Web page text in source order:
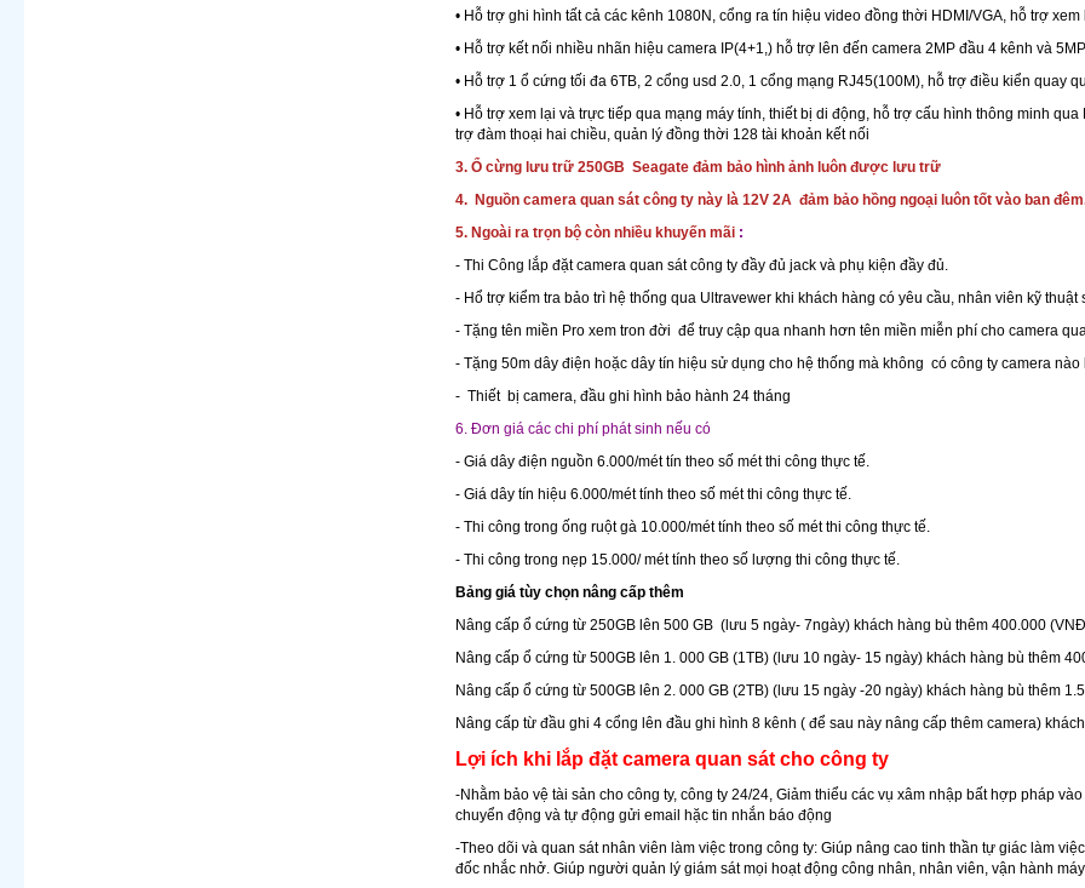
• Hỗ trợ ghi hình tất cả các kênh 1080N, cổng ra tín hiệu video đồng thời HDMI/VGA, hỗ trợ
• Hỗ trợ kết nối nhiều nhãn hiệu camera IP(4+1,) hỗ trợ lên đến camera 2MP đầu 4 kênh và
• Hỗ trợ 1 ổ cứng tối đa 6TB, 2 cổng usd 2.0, 1 cổng mạng RJ45(100M), hỗ trợ điều kiển quay
• Hỗ trợ xem lại và trực tiếp qua mạng máy tính, thiết bị di động, hỗ trợ cấu hình thông minh
trợ đàm thoại hai chiều, quản lý đồng thời 128 tài khoản kết nối
3. Ổ cừng lưu trữ 250GB Seagate đảm bảo hình ảnh luôn được lưu trữ
4. Nguồn camera quan sát công ty này là 12V 2A đảm bảo hồng ngoại luôn tốt vào ban
5. Ngoài ra trọn bộ còn nhiều khuyến mãi :
- Thi Công lắp đặt camera quan sát công ty đầy đủ jack và phụ kiện đầy đủ.
- Hổ trợ kiểm tra bảo trì hệ thống qua Ultravewer khi khách hàng có yêu cầu, nhân viên kỹ
- Tặng tên miền Pro xem tron đời để truy cập qua nhanh hơn tên miền miễn phí cho camera
- Tặng 50m dây điện hoặc dây tín hiệu sử dụng cho hệ thống mà không có công ty camera nào
- Thiết bị camera, đầu ghi hình bảo hành 24 tháng
6. Đơn giá các chi phí phát sinh nếu có
- Giá dây điện nguồn 6.000/mét tín theo số mét thi công thực tế.
- Giá dây tín hiệu 6.000/mét tính theo số mét thi công thực tế.
- Thi công trong ống ruột gà 10.000/mét tính theo số mét thi công thực tế.
- Thi công trong nẹp 15.000/ mét tính theo số lượng thi công thực tế.
Bảng giá tùy chọn nâng cấp thêm
Nâng cấp ổ cứng từ 250GB lên 500 GB (lưu 5 ngày- 7ngày) khách hàng bù thêm 400.000
Nâng cấp ổ cứng từ 500GB lên 1. 000 GB (1TB) (lưu 10 ngày- 15 ngày) khách hàng bù thêm
Nâng cấp ổ cứng từ 500GB lên 2. 000 GB (2TB) (lưu 15 ngày -20 ngày) khách hàng bù thêm
Nâng cấp từ đầu ghi 4 cổng lên đầu ghi hình 8 kênh ( để sau này nâng cấp thêm camera)
Lợi ích khi lắp đặt camera quan sát cho công ty
-Nhằm bảo vệ tài sản cho công ty, công ty 24/24, Giảm thiểu các vụ xâm nhập bất hợp pháp
chuyển động và tự động gửi email hặc tin nhắn báo động
-Theo dõi và quan sát nhân viên làm việc trong công ty: Giúp nâng cao tinh thần tự giác làm
đốc nhắc nhở. Giúp người quản lý giám sát mọi hoạt động công nhân, nhân viên, vận hành